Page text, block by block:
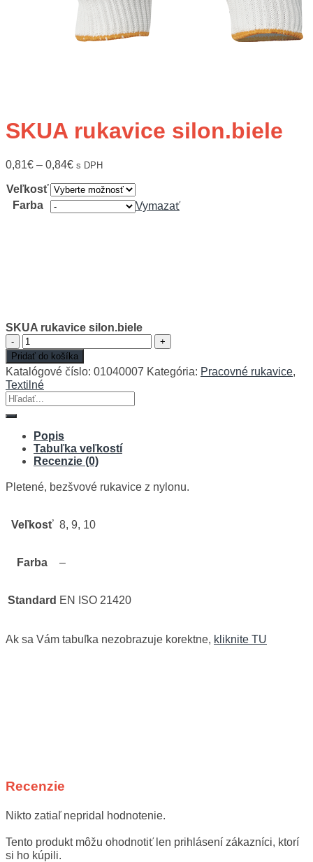
SKUA rukavice silon.biele
0,81€ – 0,84€ s DPH
Veľkosť
Farba
Vymazať
SKUA rukavice silon.biele
množstvo
SKUA
rukavice
silon.biele
Pridať do košíka
Katalógové číslo: 01040007 Kategória: Pracovné rukavice,
Textilné
Hľadať:
Popis
Tabuľka veľkostí
Recenzie (0)
Pletené, bezšvové rukavice z nylonu.
Veľkosť 8, 9, 10
Farba –
Standard EN ISO 21420
Ak sa Vám tabuľka nezobrazuje korektne, kliknite TU
Recenzie
Nikto zatiaľ nepridal hodnotenie.
Tento produkt môžu ohodnotiť len prihlásení zákazníci, ktorí
si ho kúpili.